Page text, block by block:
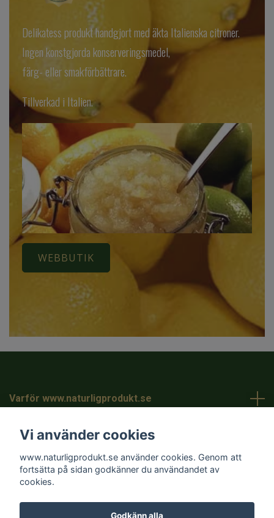
Delikatess produkt handgjort med äkta Italienska citroner.
Ingen konstgjorda konserveringsmedel,
färg- eller smakförbättrare.
Tillverkad i Italien.
WEBBUTIK
Varför www.naturligprodukt.se
Kundtjänst
Läs mer
Vi använder cookies
www.naturligprodukt.se använder cookies. Genom att
fortsätta på sidan godkänner du användandet av
cookies.
Godkänn alla